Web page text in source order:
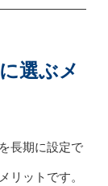
選ぶメ
長期に設定で
リットです。